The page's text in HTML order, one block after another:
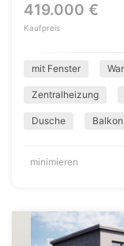
419.000 €
Kaufpreis
mit Fenster
Zentralheizung
Dusche Balkon
minimieren